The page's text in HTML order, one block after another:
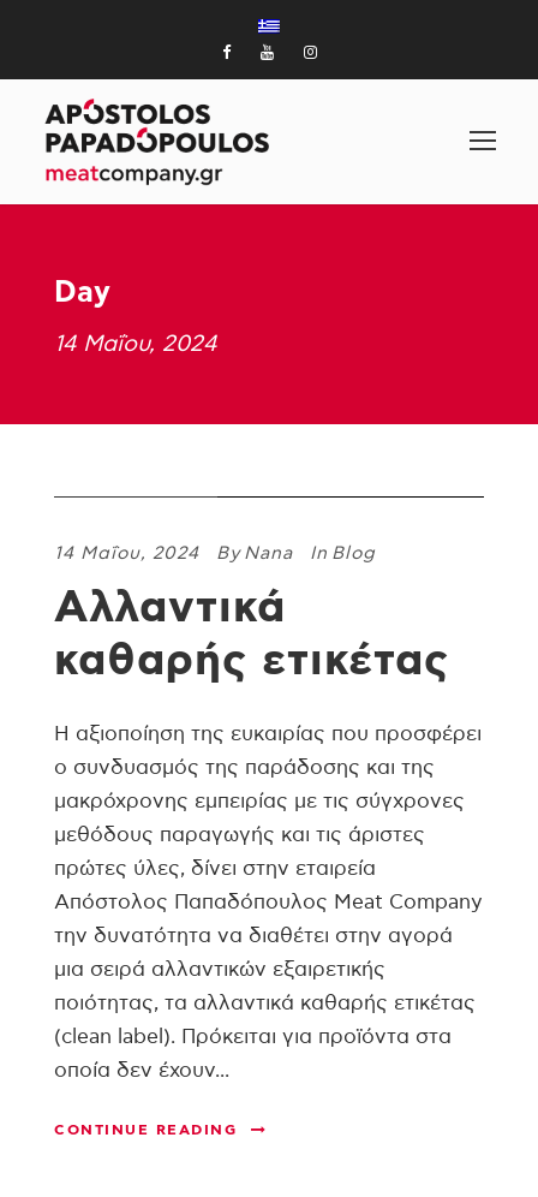
Day
14 Μαΐου, 2024
14 Μαΐου, 2024 By Nana In Blog
Αλλαντικά
καθαρής ετικέτας
Η αξιοποίηση της ευκαιρίας που προσφέρει
ο συνδυασμός της παράδοσης και της
μακρόχρονης εμπειρίας με τις σύγχρονες
μεθόδους παραγωγής και τις άριστες
πρώτες ύλες, δίνει στην εταιρεία
Απόστολος Παπαδόπουλος Meat Company
την δυνατότητα να διαθέτει στην αγορά
μια σειρά αλλαντικών εξαιρετικής
ποιότητας, τα αλλαντικά καθαρής ετικέτας
(clean label). Πρόκειται για προϊόντα στα
οποία δεν έχουν...
CONTINUE READING